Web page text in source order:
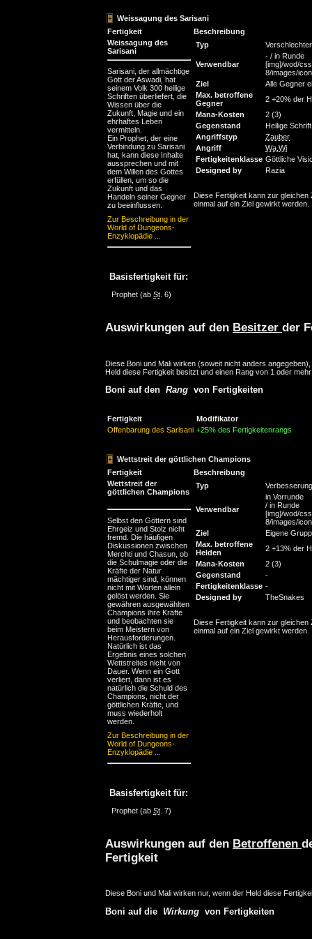
Weissagung des Sarisani
Fertigkeit
Beschreibung
Weissagung des
Sarisani
Sarisani, der allmächtige
Gott der Aswadi, hat
seinem Volk 300 heilige
Schriften überliefert, die
Wissen über die
Zukunft, Magie und ein
ehrhaftes Leben
vermitteln.
Ein Prophet, der eine
Verbindung zu Sarisani
hat, kann diese Inhalte
aussprechen und mit
dem Willen des Gottes
erfüllen, um so die
Zukunft und das
Handeln seiner Gegner
zu beeinflussen.
Zur Beschreibung in der
World of Dungeons-
Enzyklopädie ...
Basisfertigkeit für:
Prophet (ab St. 6)
Typ
Verwendbar
- / in Runde
[img]/wod/
8/images/
Ziel
Alle Gegner
Max. betroffene
Gegner
2 +20% der
Mana-Kosten
2 (3)
Gegenstand
Heilige Schrift
Angriffstyp
Zauber
Angriff
Wa Wi
Fertigkeitenklasse Göttliche
Designed by
Razia
Diese Fertigkeit kann zur gleichen
einmal auf ein Ziel gewirkt werden.
Auswirkungen auf den Besitzer der
Diese Boni und Mali wirken (soweit nicht anders
Held diese Fertigkeit besitzt und einen Rang von 1 oder
Boni auf den Rang von Fertigkeiten
Fertigkeit
Modifikator
Offenbarung des Sarisani +25% des Fertigkeitenrangs
Wettstreit der göttlichen Champions
Fertigkeit
Beschreibung
Wettstreit der
göttlichen Champions
Selbst den Göttern sind
Ehrgeiz und Stolz nicht
fremd. Die häufigen
Diskussionen zwischen
Merchti und Chasun, ob
die Schulmagie oder die
Kräfte der Natur
mächtiger sind, können
nicht mit Worten allein
gelöst werden. Sie
gewähren ausgewählten
Champions ihre Kräfte
und beobachten sie
beim Meistern von
Herausforderungen.
Natürlich ist das
Ergebnis eines solchen
Wettstreites nicht von
Dauer. Wenn ein Gott
verliert, dann ist es
natürlich die Schuld des
Champions, nicht der
göttlichen Kräfte, und
muss wiederholt
werden.
Zur Beschreibung in der
World of Dungeons-
Enzyklopädie ...
Basisfertigkeit für:
Prophet (ab St . 7)
Typ Verbesserung
Verwendbar
in Vorrunde
/ in Runde
[img]/wod/
8/images/
Ziel
Eigene
Max. betroffene
Helden
2 +13% der
Mana-Kosten
2 (3)
Gegenstand
-
Fertigkeitenklasse -
Designed by
TheSnakes
Diese Fertigkeit kann zur gleichen
einmal auf ein Ziel gewirkt werden.
Auswirkungen auf den Betroffenen
Fertigkeit
Diese Boni und Mali wirken nur, wenn der Held diese
Boni auf die Wirkung von Fertigkeiten